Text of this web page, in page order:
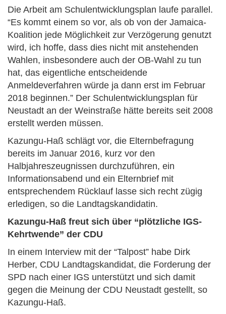
Die Arbeit am Schulentwicklungsplan laufe parallel.
“Es kommt einem so vor, als ob von der Jamaica-
Koalition jede Möglichkeit zur Verzögerung genutzt
wird, ich hoffe, dass dies nicht mit anstehenden
Wahlen, insbesondere auch der OB-Wahl zu tun
hat, das eigentliche entscheidende
Anmeldeverfahren würde ja dann erst im Februar
2018 beginnen.” Der Schulentwicklungsplan für
Neustadt an der Weinstraße hätte bereits seit 2008
erstellt werden müssen.
Kazungu-Haß schlägt vor, die Elternbefragung
bereits im Januar 2016, kurz vor den
Halbjahreszeugnissen durchzuführen, ein
Informationsabend und ein Elternbrief mit
entsprechendem Rücklauf lasse sich recht zügig
erledigen, so die Landtagskandidatin.
Kazungu-Haß freut sich über “plötzliche IGS-
Kehrtwende” der CDU
In einem Interview mit der “Talpost” habe Dirk
Herber, CDU Landtagskandidat, die Forderung der
SPD nach einer IGS unterstützt und sich damit
gegen die Meinung der CDU Neustadt gestellt, so
Kazungu-Haß.